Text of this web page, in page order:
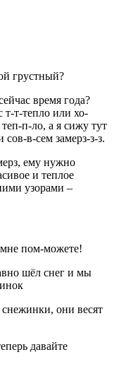
грустный?
время года?
т-т-тепло или хо-
п-ло, а я сижу тут
в-сем замерз-з-з.
ему нужно
и теплое
узорами –
пом-можете!
шёл снег и мы
снежинки, они весят
давайте